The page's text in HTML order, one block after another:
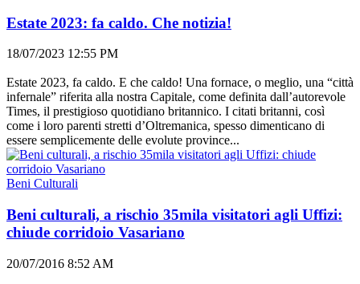
Estate 2023: fa caldo. Che notizia!
18/07/2023 12:55 PM
Estate 2023, fa caldo. E che caldo! Una fornace, o meglio, una “città
infernale” riferita alla nostra Capitale, come definita dall’autorevole
Times, il prestigioso quotidiano britannico. I citati britanni, così
come i loro parenti stretti d’Oltremanica, spesso dimenticano di
essere semplicemente delle evolute province...
Beni Culturali
Beni culturali, a rischio 35mila visitatori agli Uffizi:
chiude corridoio Vasariano
20/07/2016 8:52 AM